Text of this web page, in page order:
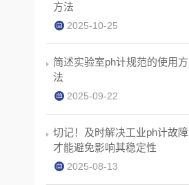
方法
2025-10-25
简述实验室ph计规范的使用方
法
2025-09-22
切记！及时解决工业ph计故障
才能避免影响其稳定性
2025-08-13